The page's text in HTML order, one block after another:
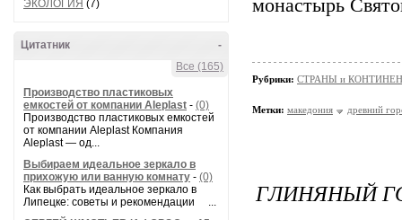
ЭКОЛОГИЯ (7)
-
Цитатник
Все (165)
Производство пластиковых
емкостей от компании Aleplast - (0)
Производство пластиковых емкостей
от компании Aleplast Компания
Aleplast — од...
Выбираем идеальное зеркало в
прихожую или ванную комнату - (0)
Как выбрать идеальное зеркало в
Липецке: советы и рекомендации ...
монастырь
Рубрики: СТРАНЫ и
Метки: македония древний
ГЛИНЯНЫЙ